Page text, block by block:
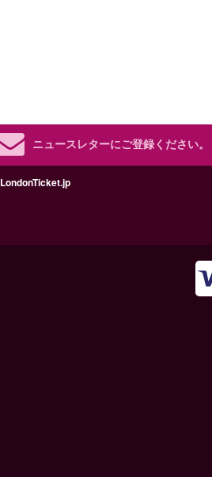
ニュースレターにご登録ください。
LondonTicket.jp